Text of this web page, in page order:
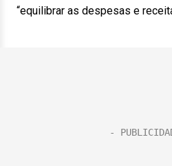
“equilibrar as despesas e